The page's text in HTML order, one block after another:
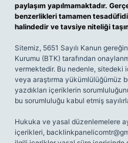
paylaşım yapılmamaktadır.
benzerlikleri tamamen
halindedir ve tavsiye niteliği
Sitemiz, 5651 Sayılı Kanun
Kurumu (BTK) tarafından
vermektedir. Bu nedenle,
veya araştırma yükümlülüğümüz
yazdıkları içeriklerin
bu sorumluluğu kabul etmiş
Hukuka ve yasal düzenlemelere
içerikleri,